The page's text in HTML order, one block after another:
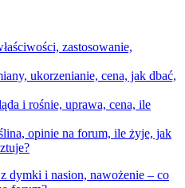
zastosowanie,
ukorzenianie, cena, jak dbać,
i rośnie, uprawa, cena, ile
opinie na forum, ile żyje, jak
dymki i nasion, nawożenie – co